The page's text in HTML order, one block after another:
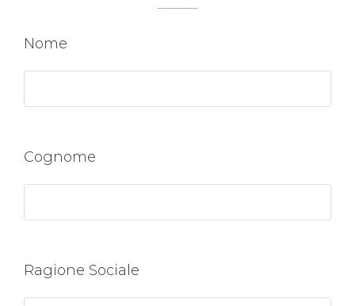
Nome
Cognome
Ragione Sociale